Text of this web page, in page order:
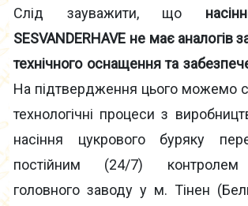
Слід зауважити, що
SESVANDERHAVE не має аналогів
технічного оснащення та
На підтвердження цього можемо
технологічні процеси з
насіння цукрового буряку
постійним (24/7) контролем
головного заводу у м. Тінен